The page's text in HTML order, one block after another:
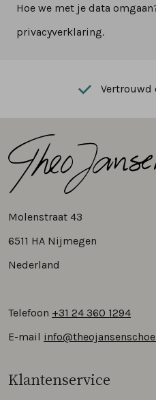
Hoe we met je data
privacyverklaring.
Vertrouwd
Molenstraat 43
6511 HA Nijmegen
Nederland
Telefoon +31 24 360 1294
E-mail
Klantenservice